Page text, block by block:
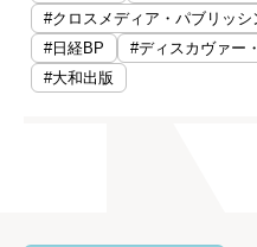
#クロスメディア・パブリッシ
#日経BP
#ディスカヴァー
#大和出版